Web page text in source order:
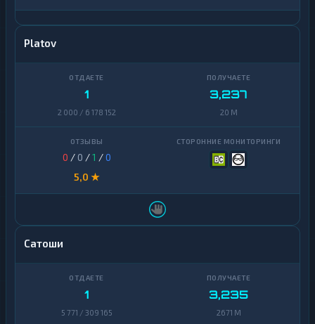
Platov
1
2 000 / 6 178 152
3,237
20 M
0 / 0 /1 /0
5,0 ★
Сатоши
1
5 771 / 309 165
3,235
2671 M